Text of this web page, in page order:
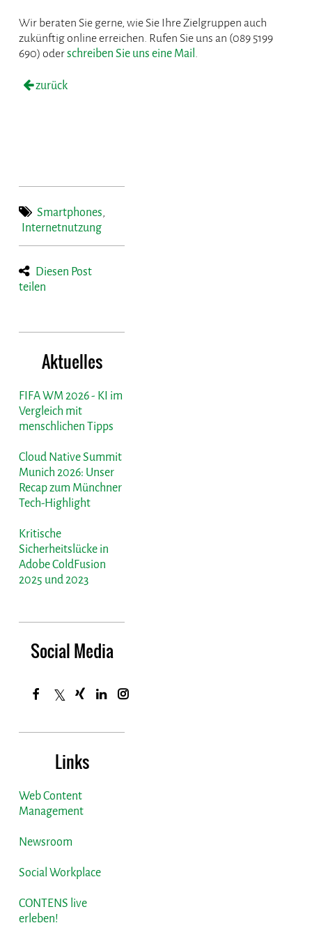
Wir beraten Sie gerne, wie Sie Ihre Zielgruppen auch
zukünftig online erreichen. Rufen Sie uns an (089 5199
690) oderschreiben Sie uns eine Mail.
zurück
Smartphones,
Internetnutzung
Diesen Post
teilen
Aktuelles
FIFA WM 2026 - KI im
Vergleich mit
menschlichen Tipps
Cloud Native Summit
Munich 2026: Unser
Recap zum Münchner
Tech-Highlight
Kritische
Sicherheitslücke in
Adobe ColdFusion
2025 und 2023
Social Media
Links
Web Content
Management
Newsroom
Social Workplace
CONTENS live
erleben!